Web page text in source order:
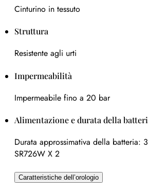
Cinturino in tessuto
Struttura
Resistente agli urti
Impermeabilità
Impermeabile fino a 20 bar
Alimentazione e durata della
Durata approssimativa della batteria:
SR726W X 2
Caratteristiche dell’orologio